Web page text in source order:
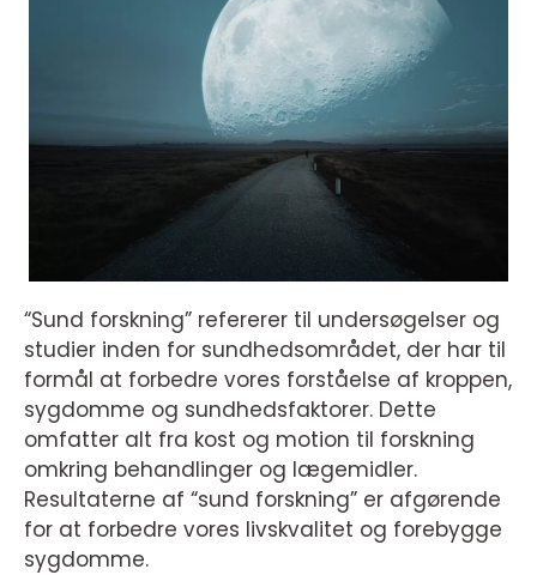
“Sund forskning” refererer til undersøgelser og
studier inden for sundhedsområdet, der har til
formål at forbedre vores forståelse af kroppen,
sygdomme og sundhedsfaktorer. Dette
omfatter alt fra kost og motion til forskning
omkring behandlinger og lægemidler.
Resultaterne af “sund forskning” er afgørende
for at forbedre vores livskvalitet og forebygge
sygdomme.